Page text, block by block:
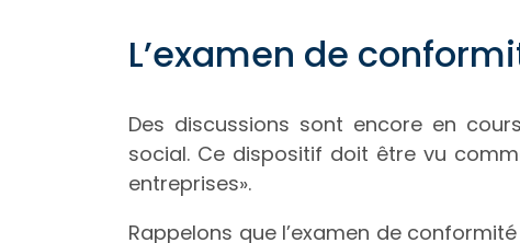
L’examen de
Des discussions sont encore en
social. Ce dispositif doit être vu
entreprises».
Rappelons que l’examen de